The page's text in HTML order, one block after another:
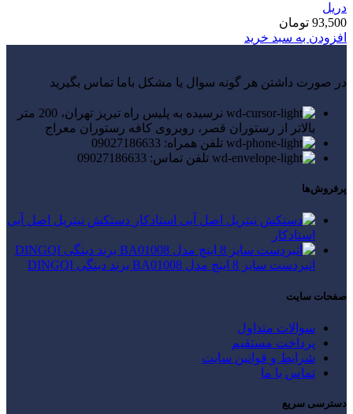
دریل
93,500 تومان
افزودن به سبد خرید
در صورت داشتن هر گونه سوال یا مشکل باما تماس بگیرید
نرسیده به پلیس راه تبریز تهران، 200 متر
بالاتر از رستوران قصر، روبروی کافه رستوران معراج
تلفن همراه: 09027186633
تلفن تماس: 09027186633
پرفروش‌ها
دستکش نیتریل اصل آبی
استادکار
انبردست سایز 8 اینچ مدل BA01008 برند دینگی DINGQI
صفحات سایت
سوالات متداول
پرداخت مستقیم
شرایط و قوانین سایت
تماس با ما
دسترسی سریع